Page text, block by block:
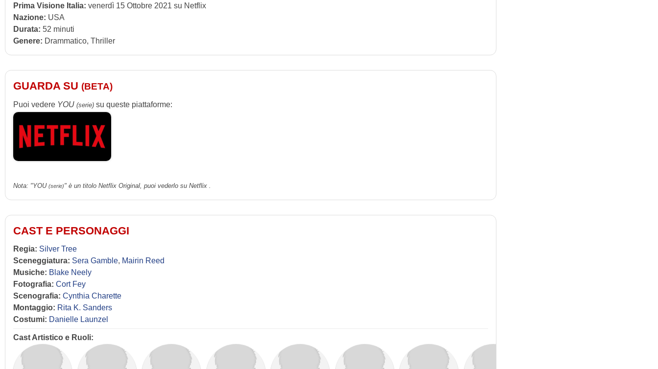
Prima Visione Italia: venerdì 15 Ottobre 2021 su Netflix
Nazione: USA
Durata: 52 minuti
Genere: Drammatico, Thriller
GUARDA SU (BETA)
Puoi vedere YOU (serie) su queste piattaforme:
Nota: "YOU (serie)" è un titolo Netflix Original, puoi vederlo su Netflix .
CAST E PERSONAGGI
Regia: Silver Tree
Sceneggiatura: Sera Gamble, Mairin Reed
Musiche: Blake Neely
Fotografia: Cort Fey
Scenografia: Cynthia Charette
Montaggio: Rita K. Sanders
Costumi: Danielle Launzel
Cast Artistico e Ruoli: